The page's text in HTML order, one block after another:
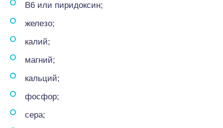
В6 или пиридоксин;
железо;
калий;
магний;
кальций;
фосфор;
сера;